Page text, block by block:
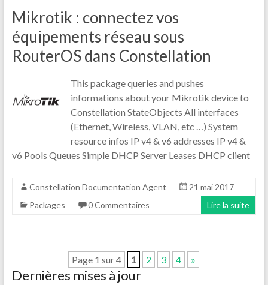
Mikrotik : connectez vos
équipements réseau sous
RouterOS dans Constellation
This package queries and pushes
informations about your Mikrotik device to
Constellation StateObjects All interfaces
(Ethernet, Wireless, VLAN, etc …) System
resource infos IP v4 & v6 addresses IP v4 &
v6 Pools Queues Simple DHCP Server Leases DHCP client
Constellation Documentation Agent
21 mai 2017
Packages
0 Commentaires Lire la suite
Page 1 sur 4 1 2 3 4 »
Dernières mises à jour